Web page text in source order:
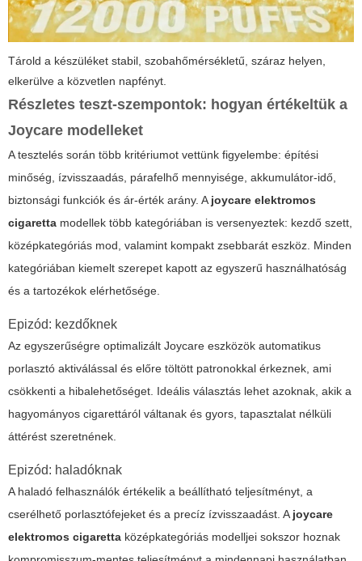
Tárold a készüléket stabil, szobahőmérsékletű, száraz helyen,
elkerülve a közvetlen napfényt.
Részletes teszt-szempontok: hogyan értékeltük a
Joycare modelleket
A tesztelés során több kritériumot vettünk figyelembe: építési
minőség, ízvisszaadás, párafelhő mennyisége, akkumulátor-idő,
biztonsági funkciók és ár-érték arány. Ajoycare elektromos
cigaretta modellek több kategóriában is versenyeztek: kezdő szett,
középkategóriás mod, valamint kompakt zsebbarát eszköz. Minden
kategóriában kiemelt szerepet kapott az egyszerű használhatóság
és a tartozékok elérhetősége.
Epizód: kezdőknek
Az egyszerűségre optimalizált Joycare eszközök automatikus
porlasztó aktiválással és előre töltött patronokkal érkeznek, ami
csökkenti a hibalehetőséget. Ideális választás lehet azoknak, akik a
hagyományos cigarettáról váltanak és gyors, tapasztalat nélküli
áttérést szeretnének.
Epizód: haladóknak
A haladó felhasználók értékelik a beállítható teljesítményt, a
cserélhető porlasztófejeket és a precíz ízvisszaadást. Ajoycare
elektromos cigaretta középkategóriás modelljei sokszor hoznak